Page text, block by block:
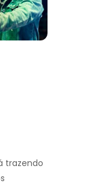
trazendo